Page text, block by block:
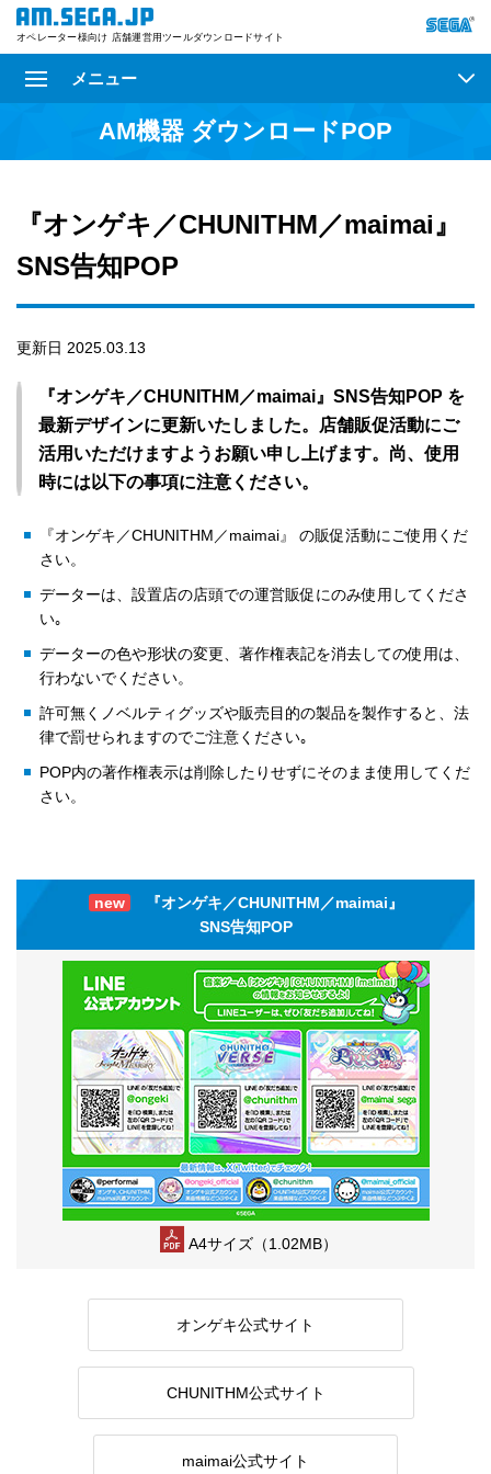
オペレーター様向け 店舗運営用ツールダウンロードサイト
メニュー
AM機器 ダウンロードPOP
『オンゲキ／CHUNITHM／maimai』
SNS告知POP
更新日 2025.03.13
『オンゲキ／CHUNITHM／maimai』SNS告知POP を
最新デザインに更新いたしました。店舗販促活動にご
活用いただけますようお願い申し上げます。尚、使用
時には以下の事項に注意ください。
『オンゲキ／CHUNITHM／maimai』 の販促活動にご使用くだ
さい。
データーは、設置店の店頭での運営販促にのみ使用してくださ
い｡
データーの色や形状の変更、著作権表記を消去しての使用は、
行わないでください。
許可無くノベルティグッズや販売目的の製品を製作すると、法
律で罰せられますのでご注意ください｡
POP内の著作権表示は削除したりせずにそのまま使用してくだ
さい。
new
『オンゲキ／CHUNITHM／maimai』
SNS告知POP
A4サイズ（1.02MB）
オンゲキ公式サイト
CHUNITHM公式サイト
maimai公式サイト